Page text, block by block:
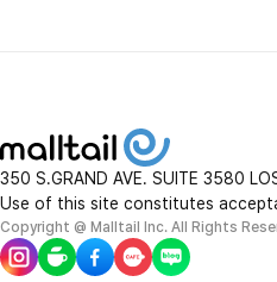
350 S.GRAND AVE. SUITE 3580
Use of this site constitutes
Copyright @ Malltail Inc. All Rights